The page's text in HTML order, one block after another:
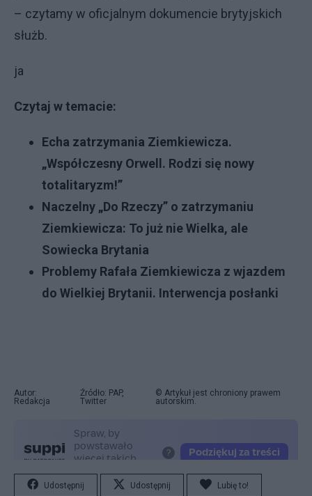
– czytamy w oficjalnym dokumencie brytyjskich
służb.
ja
Czytaj w temacie:
Echa zatrzymania Ziemkiewicza.
„Współczesny Orwell. Rodzi się nowy
totalitaryzm!”
Naczelny „Do Rzeczy” o zatrzymaniu
Ziemkiewicza: To już nie Wielka, ale
Sowiecka Brytania
Problemy Rafała Ziemkiewicza z wjazdem
do Wielkiej Brytanii. Interwencja posłanki
Autor:
Redakcja
Źródło: PAP,
Twitter
© Artykuł jest chroniony prawem
autorskim.
Udostępnij Udostępnij Lubię to!